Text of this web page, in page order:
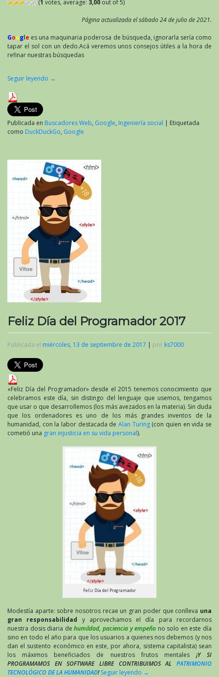
(1 votes, average: 3,00 out of 5)
Página actualizada el sábado 24 de julio de 2021.
Google es una maquinaria poderosa de búsqueda, ignorarla sería como
tapar el sol con un dedo.Acá veremos unos consejos útiles a la hora de
refinar nuestras búsquedas
Seguir leyendo →
Publicada en Buscadores Web, Google, Ingeniería social | Etiquetada
como DuckDuckGo, Google
Feliz Día del Programador 2017
Publicada el miércoles, 13 de septiembre de 2017 | por ks7000
«Feliz Día del Programador» desde el 2015 tenemos conocimiento que
celebramos este día, sin distingo del lenguaje que usemos, tengamos
que usar o que desarrollemos (los más avezados en la materia). Sin duda
que los ordenadores es uno de los más grandes inventos de la
humanidad, con la labor destacada de Alan Turing(con quien en vida se
cometió una gran injusticia en su vida personal).
Feliz Día del Programador
Modestía aparte: sobre nosotros recae un gran poder que conlleva una
gran responsabilidad y aprovechamos el día para recordarnos
nuestra dosis diaria dehumildad, paciencia y empeño no solo en este día
sino en todo el año para que los usuarios a quienes nos debemos (y nos
dan el sustento económico en este, por ahora, sistema capitalista) sean
los máximos beneficiados de nuestros frutos mentales ¡Y SI
PROGRAMAMOS EN SOFTWARE LIBRE CONTRIBUIMOS AL PATRIMONIO
TECNOLÓGICO DE LA HUMANIDAD! Seguir leyendo →